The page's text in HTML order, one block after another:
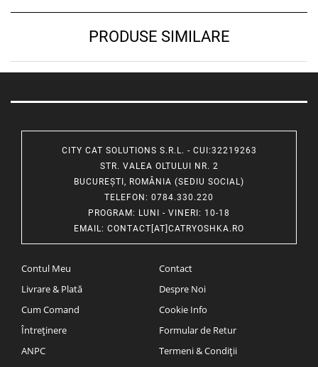
PRODUSE SIMILARE
CITY CAT SOLUTIONS S.R.L. - CUI:32219263
STR. VALEA OLTULUI NR. 2
BUCUREȘTI, ROMÂNIA (SEDIU SOCIAL)
TELEFON : 0784.330.220
PROGRAM: LUNI - VINERI: 10-18
EMAIL: CONTACT[AT]CATRYOSHKA.RO
Contul Meu
Livrare & Plată
Cum Comand
Întreținere
ANPC
Contact
Despre Noi
Cookie Info
Formular de Retur
Termeni & Condiții